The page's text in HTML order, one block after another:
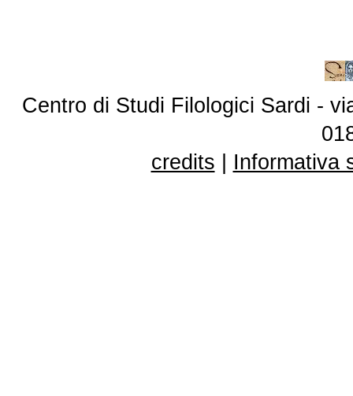
Centro di Studi Filologici Sardi -
credits
Informativa